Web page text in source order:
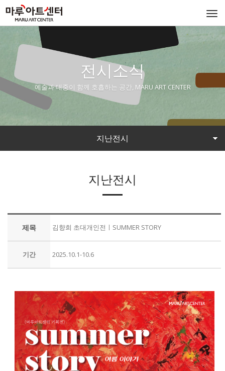
전시소식
예술과 대중이 함께 호흡하는 공간, MARU ART CENTER
지난전시
지난전시
제목 김향희 초대개인전ㅣSUMMER STORY
기간 2025.10.1-10.6